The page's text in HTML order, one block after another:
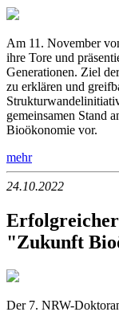
Am 11. November
ihre Tore und
Generationen. Ziel
zu erklären und
gemeinsamen Stand
Bioökonomie vor.
mehr
24.10.2022
"Zukunft
Der 7. NRW-